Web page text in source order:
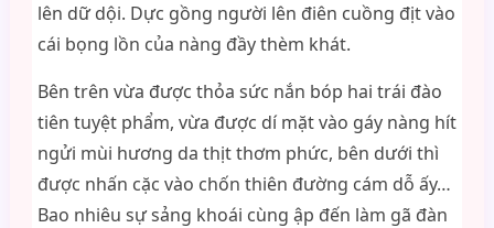
lên dữ dội. Dực gồng người lên điên cuồng địt vào
cái bọng lồn của nàng đầy thèm khát.
Bên trên vừa được thỏa sức nắn bóp hai trái đào
tiên tuyệt phẩm, vừa được dí mặt vào gáy nàng hít
ngửi mùi hương da thịt thơm phức, bên dưới thì
được nhấn cặc vào chốn thiên đường cám dỗ ấy…
Bao nhiêu sự sảng khoái cùng ập đến làm gã đàn